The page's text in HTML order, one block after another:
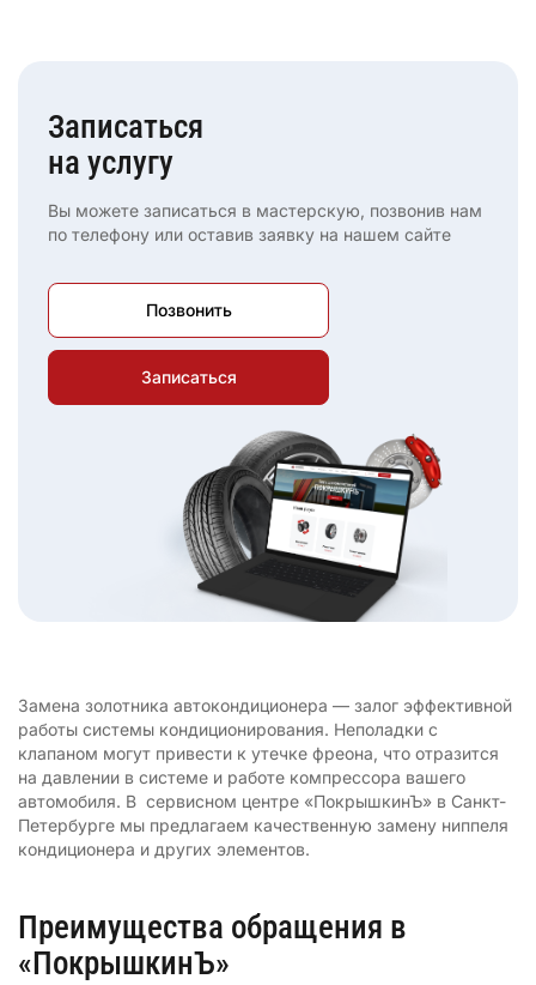
Записаться
на услугу
Вы можете записаться в мастерскую, позвонив нам
по телефону или оставив заявку на нашем сайте
Позвонить
Записаться
Замена золотника автокондиционера — залог эффективной
работы системы кондиционирования. Неполадки с
клапаном могут привести к утечке фреона, что отразится
на давлении в системе и работе компрессора вашего
автомобиля. В сервисном центре «ПокрышкинЪ» в Санкт-
Петербурге мы предлагаем качественную замену ниппеля
кондиционера и других элементов.
Преимущества обращения в
«ПокрышкинЪ»